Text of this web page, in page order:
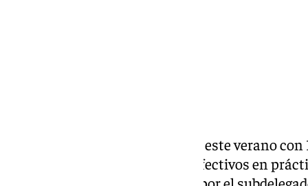
La provincia de Málaga contará este verano
Civil. El refuerzo, formado por efectivos en